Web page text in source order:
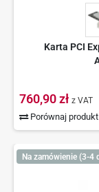
Karta PCI
760,90 zł z VAT
Porównaj produkt
Na zamówienie (3-4